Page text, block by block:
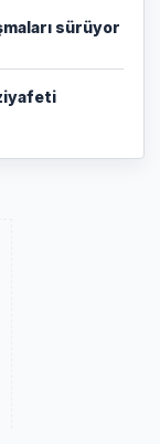
sürüyor